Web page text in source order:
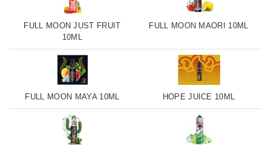
FULL MOON JUST FRUIT
10ML
FULL MOON MAORI 10ML
FULL MOON MAYA 10ML HOPE JUICE 10ML